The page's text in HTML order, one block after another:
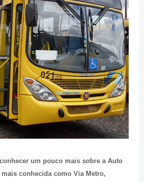
um pouco mais sobre a Auto
conhecida como Via Metro,